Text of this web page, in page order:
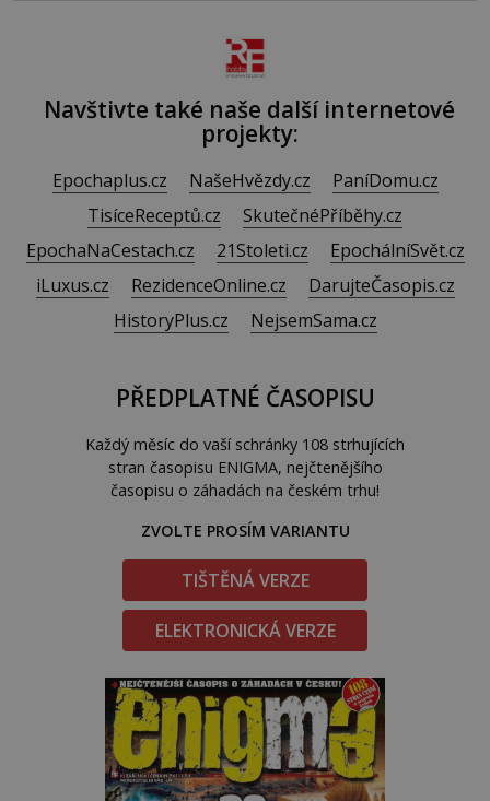
Navštivte také naše další internetové
projekty:
Epochaplus.cz NašeHvězdy.cz
PaníDomu.cz
TisíceReceptů.cz
SkutečnéPříběhy.cz
EpochaNaCestach.cz
21Stoleti.cz
EpochálníSvět.cz
iLuxus.cz
RezidenceOnline.cz
DarujteČasopis.cz
HistoryPlus.cz
NejsemSama.cz
PŘEDPLATNÉ ČASOPISU
Každý měsíc do vaší schránky 108 strhujících
stran časopisu ENIGMA, nejčtenějšího
časopisu o záhadách na českém trhu!
ZVOLTE PROSÍM VARIANTU
TIŠTĚNÁ VERZE
ELEKTRONICKÁ VERZE